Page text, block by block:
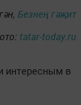
Безнең гәҗит
tatar-today.ru
интересным в